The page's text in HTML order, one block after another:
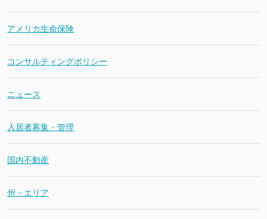
アメリカ生命保険
コンサルティングポリシー
ニュース
入居者募集・管理
国内不動産
州・エリア